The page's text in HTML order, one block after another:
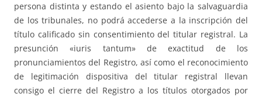
persona distinta y estando el asiento bajo la salvaguardia
de los tribunales, no podrá accederse a la inscripción del
título calificado sin consentimiento del titular registral. La
presunción «iuris tantum» de exactitud de los
pronunciamientos del Registro, así como el reconocimiento
de legitimación dispositiva del titular registral llevan
consigo el cierre del Registro a los títulos otorgados por